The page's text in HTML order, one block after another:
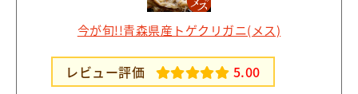
今が旬!!青森県産トゲクリガニ(メス)
レビュー評価 5.00